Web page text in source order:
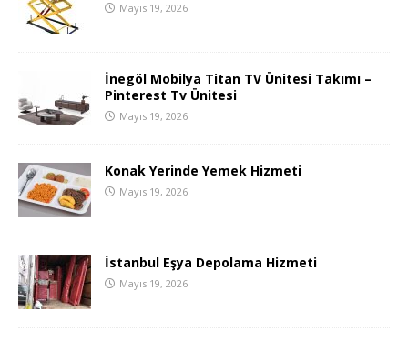
Mayıs 19, 2026
İnegöl Mobilya Titan TV Ünitesi Takımı –
Pinterest Tv Ünitesi
Mayıs 19, 2026
Konak Yerinde Yemek Hizmeti
Mayıs 19, 2026
İstanbul Eşya Depolama Hizmeti
Mayıs 19, 2026